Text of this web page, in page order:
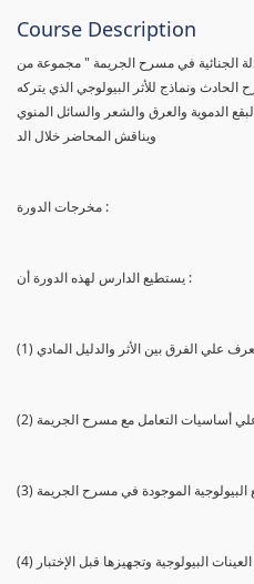
Course Description
الجنائية في مسرح الجريمة " مجموعة من
ونماذج للأثر البيولوجي الذي يتركه
الدموية والعرق والشعر والسائل المنوي
ويناقش المحاضر خلال الد
مخرجات الدورة :
يستطيع الدارس لهذه الدورة أن :
يتعرف علي الفرق بين الأثر والدليل المادي
علي أساسيات التعامل مع مسرح الجريمة
البيولوجية الموجودة في مسرح الجريمة
البيولوجية وتجهيزها قبل الإختبار